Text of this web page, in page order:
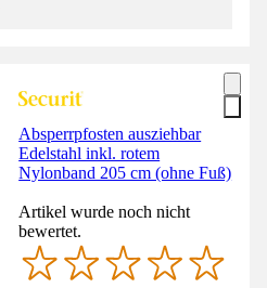
Absperrpfosten ausziehbar
Edelstahl inkl. rotem
Nylonband 205 cm (ohne Fuß)
Artikel wurde noch nicht
bewertet.